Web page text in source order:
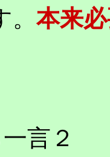
。本来
言２